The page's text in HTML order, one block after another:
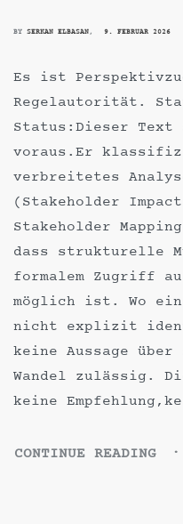
BY SERKAN ELBASAN 9. FEBRUAR 2026
Es ist
Regelautorität.
Status:Dieser Text
voraus.Er
verbreitetes
(Stakeholder
Stakeholder
dass strukturelle
formalem Zugriff
möglich ist. Wo
nicht explizit
keine Aussage
Wandel zulässig.
keine
CONTINUE READING